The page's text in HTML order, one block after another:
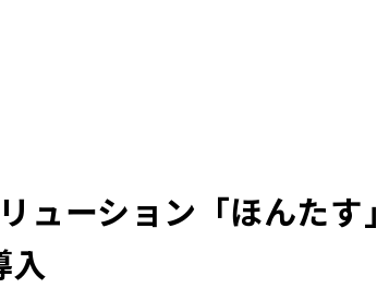
ューション「ほんたす」
入